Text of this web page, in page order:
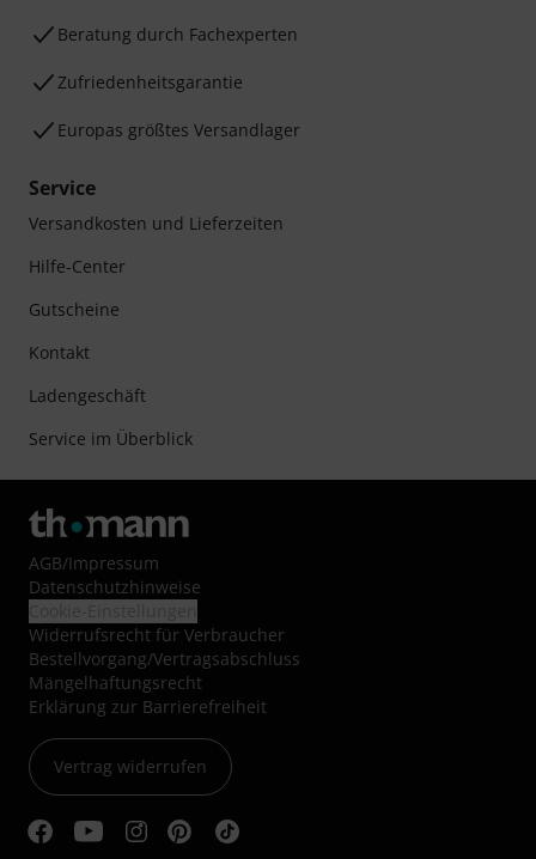
Beratung durch Fachexperten
Zufriedenheitsgarantie
Europas größtes Versandlager
Service
Versandkosten und Lieferzeiten
Hilfe-Center
Gutscheine
Kontakt
Ladengeschäft
Service im Überblick
AGB/Impressum
Datenschutzhinweise
Widerrufsrecht für Verbraucher
Bestellvorgang/Vertragsabschluss
Mängelhaftungsrecht
Erklärung zur Barrierefreiheit
Vertrag widerrufen